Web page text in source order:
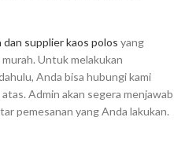
supplier kaos polos yang
Untuk melakukan
Anda bisa hubungi kami
Admin akan segera menjawab
pemesanan yang Anda lakukan.